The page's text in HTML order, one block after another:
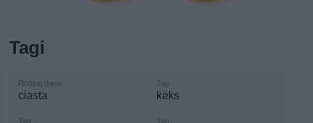
Tagi
ciasta keks